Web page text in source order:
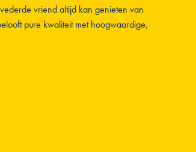
vriend altijd kan genieten van
pure kwaliteit met hoogwaardige,